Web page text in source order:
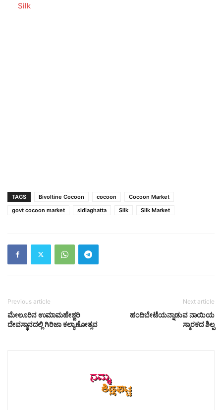
In relation to
Silk
TAGS Bivoltine Cocoon cocoon
Cocoon Market
govt cocoon market
sidlaghatta Silk Silk Market
Previous article
ಮೇಲೂರಿನ ಉಮಾಮಹೇಶ್ವರಿ
ದೇವಸ್ಥಾನದಲ್ಲಿ ಗಿರಿಜಾ ಕಲ್ಯಾಣೋತ್ಸವ
Next article
ಹಂದಿಬೇಟೆಯನ್ನಾಡುವ ನಾಯಿಯ
ಸ್ಮಾರಕದ ಶಿಲ್ಪ